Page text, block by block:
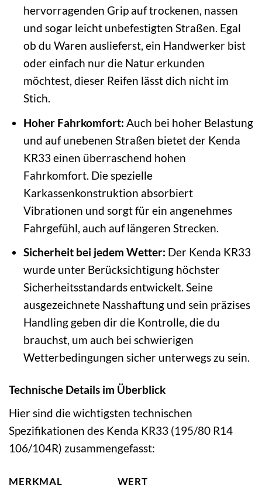
hervorragenden Grip auf trockenen, nassen
und sogar leicht unbefestigten Straßen. Egal
ob du Waren auslieferst, ein Handwerker bist
oder einfach nur die Natur erkunden
möchtest, dieser Reifen lässt dich nicht im
Stich.
Hoher Fahrkomfort: Auch bei hoher Belastung
und auf unebenen Straßen bietet der Kenda
KR33 einen überraschend hohen
Fahrkomfort. Die spezielle
Karkassenkonstruktion absorbiert
Vibrationen und sorgt für ein angenehmes
Fahrgefühl, auch auf längeren Strecken.
Sicherheit bei jedem Wetter: Der Kenda KR33
wurde unter Berücksichtigung höchster
Sicherheitsstandards entwickelt. Seine
ausgezeichnete Nasshaftung und sein präzises
Handling geben dir die Kontrolle, die du
brauchst, um auch bei schwierigen
Wetterbedingungen sicher unterwegs zu sein.
Technische Details im Überblick
Hier sind die wichtigsten technischen
Spezifikationen des Kenda KR33 (195/80 R14
106/104R) zusammengefasst:
MERKMAL WERT